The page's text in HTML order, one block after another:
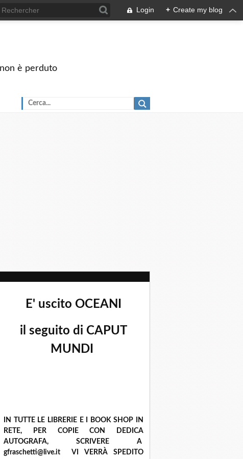
Login + Create my blog
è perduto
E' uscito OCEANI
il seguito di CAPUT
MUNDI
IN TUTTE LE LIBRERIE E I BOOK SHOP IN
RETE, PER COPIE CON DEDICA
AUTOGRAFA, SCRIVERE A
gfraschetti@live.it VI VERRÀ SPEDITO